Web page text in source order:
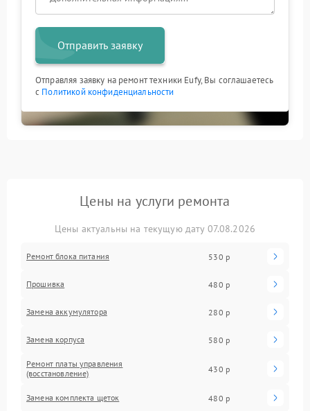
Отправить заявку
Отправляя заявку на ремонт техники Eufy, Вы соглашаетесь
с Политикой конфиденциальности
Цены на услуги ремонта
Цены актуальны на текущую дату 07.08.2026
Ремонт блока питания 530 р
Прошивка 480 р
Замена аккумулятора 280 р
Замена корпуса 580 р
Ремонт платы управления
(восстановление)
430 р
Замена комплекта щеток 480 р